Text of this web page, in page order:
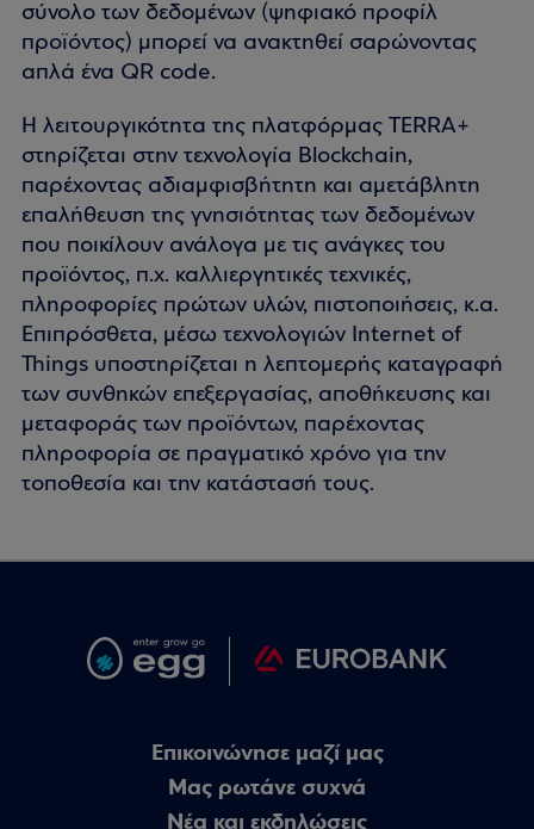
σύνολο των δεδομένων (ψηφιακό προφίλ
προϊόντος) μπορεί να ανακτηθεί σαρώνοντας
απλά ένα QR code.
Η λειτουργικότητα της πλατφόρμας TERRA+
στηρίζεται στην τεχνολογία Blockchain,
παρέχοντας αδιαμφισβήτητη και αμετάβλητη
επαλήθευση της γνησιότητας των δεδομένων
που ποικίλουν ανάλογα με τις ανάγκες του
προϊόντος, π.χ. καλλιεργητικές τεχνικές,
πληροφορίες πρώτων υλών, πιστοποιήσεις, κ.α.
Επιπρόσθετα, μέσω τεχνολογιών Internet of
Things υποστηρίζεται η λεπτομερής καταγραφή
των συνθηκών επεξεργασίας, αποθήκευσης και
μεταφοράς των προϊόντων, παρέχοντας
πληροφορία σε πραγματικό χρόνο για την
τοποθεσία και την κατάστασή τους.
Επικοινώνησε μαζί μας
Μας ρωτάνε συχνά
Nέα και εκδηλώσεις